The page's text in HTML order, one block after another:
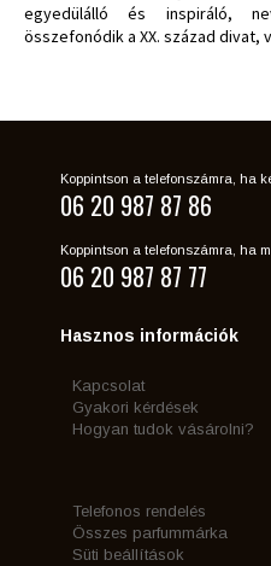
egyedülálló és inspiráló,
összefonódik a XX. század
Koppintson a telefonszámra, ha
06 20 987 87 86
Koppintson a telefonszámra, ha
06 20 987 87 77
Hasznos információk
Kapcsolat
Gyakori kérdések
Hogyan tudok vásárolni?
Telefonos rendelés
Összes parfummárka
Süti beállítások